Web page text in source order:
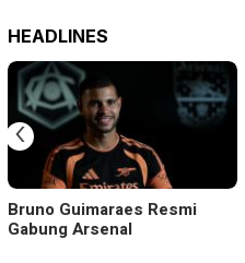
HEADLINES
Bruno Guimaraes Resmi
Gabung Arsenal
‹